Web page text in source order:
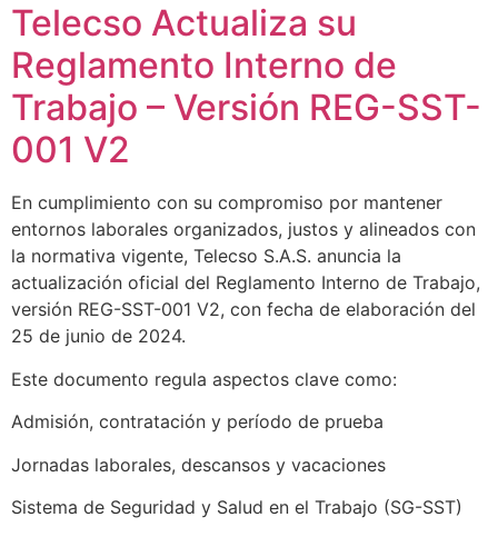
Telecso Actualiza su
Reglamento Interno de
Trabajo – Versión REG-SST-
001 V2
En cumplimiento con su compromiso por mantener
entornos laborales organizados, justos y alineados con
la normativa vigente, Telecso S.A.S. anuncia la
actualización oficial del Reglamento Interno de Trabajo,
versión REG-SST-001 V2, con fecha de elaboración del
25 de junio de 2024.
Este documento regula aspectos clave como:
Admisión, contratación y período de prueba
Jornadas laborales, descansos y vacaciones
Sistema de Seguridad y Salud en el Trabajo (SG-SST)